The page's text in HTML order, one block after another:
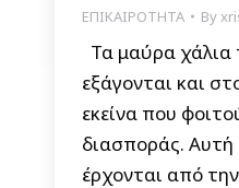
ΕΠΙΚΑΙΡΟΤΗΤΑ By
Τα μαύρα χάλια
εξάγονται και
εκείνα που
διασποράς.
έρχονται από την